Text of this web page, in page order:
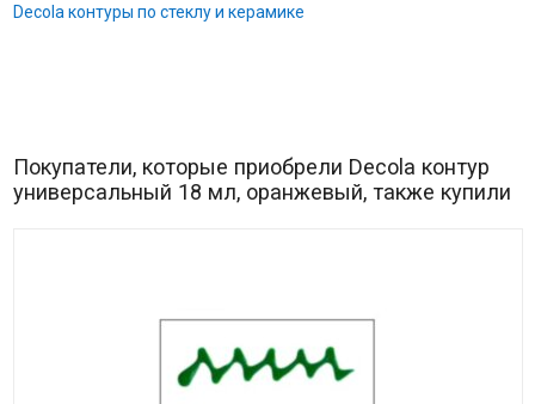
Decola контуры по стеклу и керамике
Покупатели, которые приобрели Decola контур
универсальный 18 мл, оранжевый, также купили